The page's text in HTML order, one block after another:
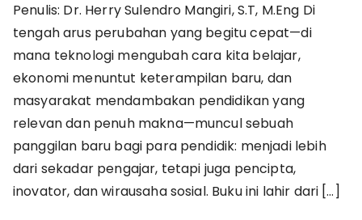
PRENEUR:
Revolusi
Penulis: Dr. Herry Sulendro Mangiri, S.T, M.Eng Di
tengah arus perubahan yang begitu cepat—di
mana teknologi mengubah cara kita belajar,
ekonomi menuntut keterampilan baru, dan
masyarakat mendambakan pendidikan yang
relevan dan penuh makna—muncul sebuah
panggilan baru bagi para pendidik: menjadi lebih
dari sekadar pengajar, tetapi juga pencipta,
inovator, dan wirausaha sosial. Buku ini lahir dari […]